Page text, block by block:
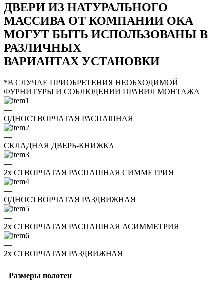
ДВЕРИ ИЗ НАТУРАЛЬНОГО
МАССИВА ОТ КОМПАНИИ ОКА
МОГУТ БЫТЬ ИСПОЛЬЗОВАНЫ В
РАЗЛИЧНЫХ
ВАРИАНТАХ УСТАНОВКИ
*В СЛУЧАЕ ПРИОБРЕТЕНИЯ НЕОБХОДИМОЙ
ФУРНИТУРЫ И СОБЛЮДЕНИИ ПРАВИЛ МОНТАЖА
—
ОДНОСТВОРЧАТАЯ РАСПАШНАЯ
—
СКЛАДНАЯ ДВЕРЬ-КНИЖКА
—
2x СТВОРЧАТАЯ РАСПАШНАЯ СИММЕТРИЯ
—
ОДНОСТВОРЧАТАЯ РАЗДВИЖНАЯ
—
2x СТВОРЧАТАЯ РАСПАШНАЯ АСИММЕТРИЯ
—
2x СТВОРЧАТАЯ РАЗДВИЖНАЯ
Размеры полотен